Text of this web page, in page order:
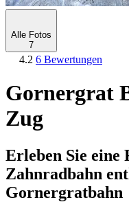
Alle Fotos
7
4.2 6 Bewertungen
Gornergrat
Zug
Erleben Sie
Zahnradbahn
Gornergratbahn